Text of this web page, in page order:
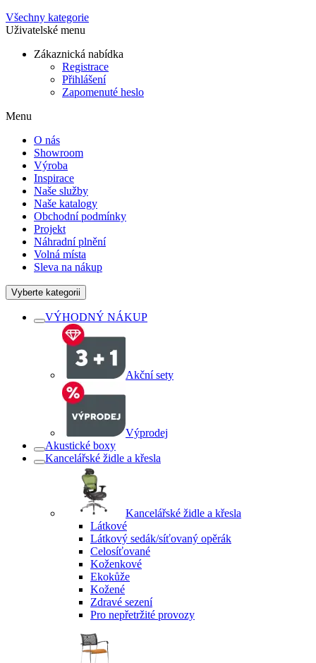
Všechny kategorie
Uživatelské menu
Zákaznická nabídka
Registrace
Přihlášení
Zapomenuté heslo
Menu
O nás
Showroom
Výroba
Inspirace
Naše služby
Naše katalogy
Obchodní podmínky
Projekt
Náhradní plnění
Volná místa
Sleva na nákup
Vyberte kategorii
VÝHODNÝ NÁKUP
Akční sety
Výprodej
Akustické boxy
Kancelářské židle a křesla
Kancelářské židle a křesla
Látkové
Látkový sedák/síťovaný opěrák
Celosíťované
Koženkové
Ekokůže
Kožené
Zdravé sezení
Pro nepřetržité provozy